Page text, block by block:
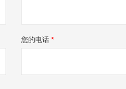
您的电话 *